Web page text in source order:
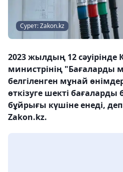
Сурет: Zakon.kz
2023 жылдың 12 сәуірінде
министрінің "Бағаларды
белгіленген мұнай
өткізуге шекті бағаларды
бұйрығы күшіне енеді,
Zakon.kz.